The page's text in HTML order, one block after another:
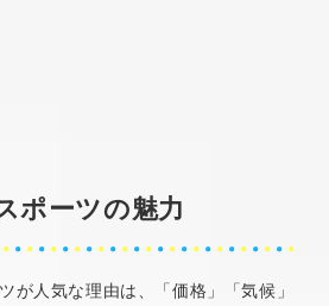
ポーツの魅力
が人気な理由は、「価格」「気候」